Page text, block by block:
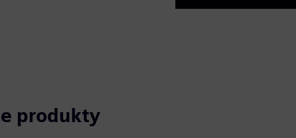
Play
produkty